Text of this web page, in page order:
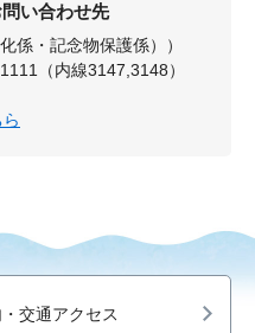
い合わせ先
係・記念物保護係））
（内線3147,3148）
交通アクセス